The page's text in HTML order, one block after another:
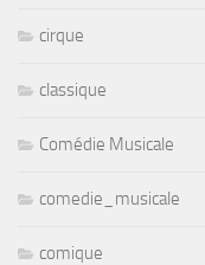
cirque
classique
Comédie Musicale
comedie_musicale
comique